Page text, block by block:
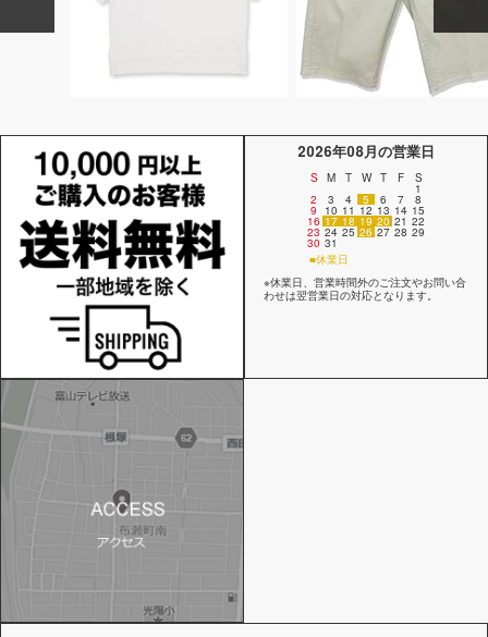
2026年08月の営業日
S M T W T F S
1
2 3 4 5 6 7 8
9 10 11 12 13 14 15
16 17 18 19 20 21 22
23 24 25 26 27 28 29
30 31
■休業日
※休業日、営業時間外のご注文やお問い合
わせは翌営業日の対応となります。